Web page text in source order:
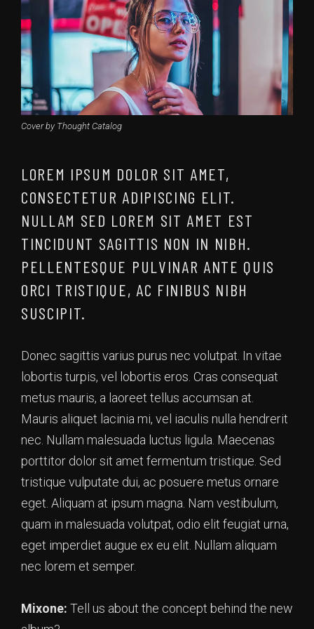
Cover by Thought Catalog
LOREM IPSUM DOLOR SIT AMET,
CONSECTETUR ADIPISCING ELIT.
NULLAM SED LOREM SIT AMET EST
TINCIDUNT SAGITTIS NON IN NIBH.
PELLENTESQUE PULVINAR ANTE QUIS
ORCI TRISTIQUE, AC FINIBUS NIBH
SUSCIPIT.
Donec sagittis varius purus nec volutpat. In vitae
lobortis turpis, vel lobortis eros. Cras consequat
metus mauris, a laoreet tellus accumsan at.
Mauris aliquet lacinia mi, vel iaculis nulla hendrerit
nec. Nullam malesuada luctus ligula. Maecenas
porttitor dolor sit amet fermentum tristique. Sed
tristique vulputate dui, ac posuere metus ornare
eget. Aliquam at ipsum magna. Nam vestibulum,
quam in malesuada volutpat, odio elit feugiat urna,
eget imperdiet augue ex eu elit. Nullam aliquam
nec lorem et semper.
Mixone: Tell us about the concept behind the new